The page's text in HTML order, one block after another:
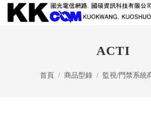
ACTI
首頁 商品型錄 監視/門禁系統